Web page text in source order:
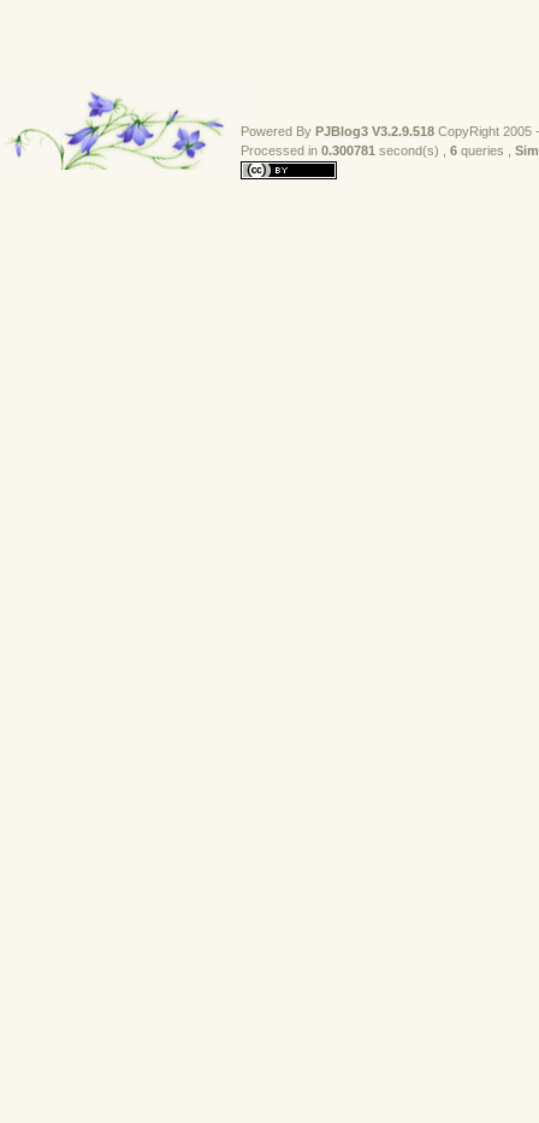
Powered By PJBlog3 V3.2.9.518 CopyRight 2005
Processed in 0.300781 second(s) , 6 queries ,